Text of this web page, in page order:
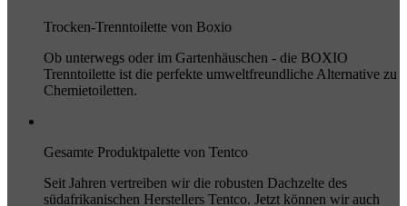
Trocken-Trenntoilette von Boxio
Ob unterwegs oder im Gartenhäuschen - die BOXIO
Trenntoilette ist die perfekte umweltfreundliche Alternative zu
Chemietoiletten.
Gesamte Produktpalette von Tentco
Seit Jahren vertreiben wir die robusten Dachzelte des
südafrikanischen Herstellers Tentco. Jetzt können wir auch